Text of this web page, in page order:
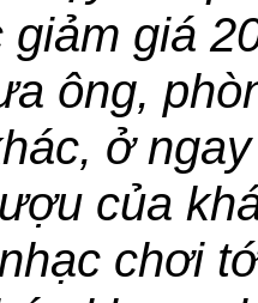
giá
ông,
ở
của
nhạc chơi